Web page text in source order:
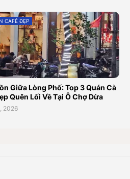
CAFÉ ĐẸP
Giữa Lòng Phố: Top 3 Quán Cà
Quên Lối Về Tại Ô Chợ Dừa
2026